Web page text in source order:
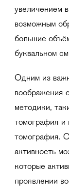
увеличением
возможным
большие
буквальном
Одним из
воображения
методики,
томография и
томография.
активность
которые
проявлении